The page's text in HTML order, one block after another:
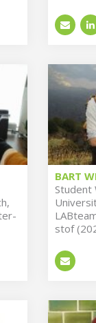
BART
Stu­dent
stof